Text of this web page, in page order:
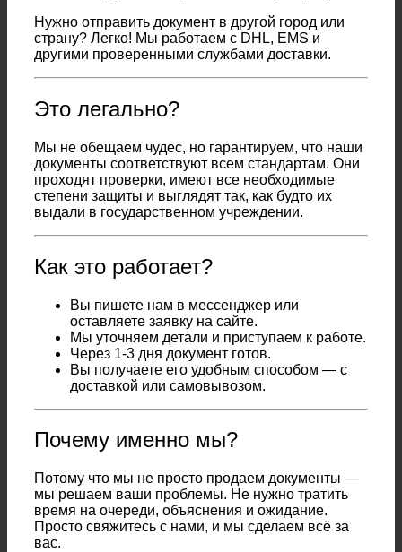
Нужно отправить документ в другой город или
страну? Легко! Мы работаем с DHL, EMS и
другими проверенными службами доставки.
Это легально?
Мы не обещаем чудес, но гарантируем, что наши
документы соответствуют всем стандартам. Они
проходят проверки, имеют все необходимые
степени защиты и выглядят так, как будто их
выдали в государственном учреждении.
Как это работает?
Вы пишете нам в мессенджер или
оставляете заявку на сайте.
Мы уточняем детали и приступаем к работе.
Через 1-3 дня документ готов.
Вы получаете его удобным способом — с
доставкой или самовывозом.
Почему именно мы?
Потому что мы не просто продаем документы —
мы решаем ваши проблемы. Не нужно тратить
время на очереди, объяснения и ожидание.
Просто свяжитесь с нами, и мы сделаем всё за
вас.